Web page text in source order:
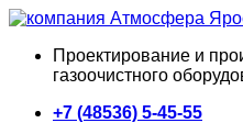
Проектирование и
газоочистного
+7 (48536) 5-45-55